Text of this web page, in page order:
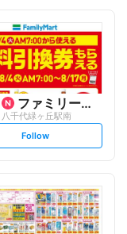
l
o
w
ファミリーマート
八千代緑ヶ丘駅南
s
l
o
w
Follow